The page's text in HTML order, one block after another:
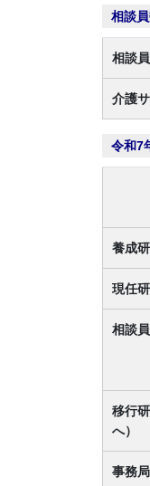
相談
相談
介護
令和7
養成
現任
相談
移行
へ）
事務